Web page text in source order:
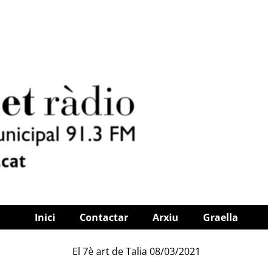
Inici Contactar Arxiu Graella
El 7è art de Talia 08/03/2021